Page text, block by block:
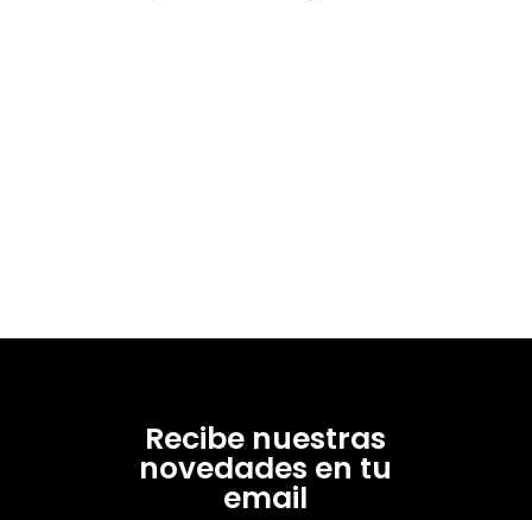
Recibe nuestras
novedades en tu
email